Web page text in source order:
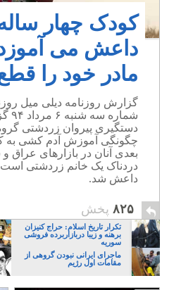
کودک چهار
داعش می
مادر خود را
گزارش روزنامه دیلی میل
دستگیری پیروان زردشتی
چگونگی آموزش آدم کشی به
بعدی آنان در بازارهای
دردناک یک خانم زردشتی است
داعش شد.
۸۲۵ پخش
تکرار تاریخ اسلام: حراج کنیزان
برهنه و زیبا دربازاربرده فروشی
سوریه
ماجرای ایرانی نبودن گروهی از
مقامات اول رژیم